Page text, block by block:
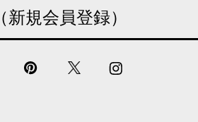
新規会員登録）